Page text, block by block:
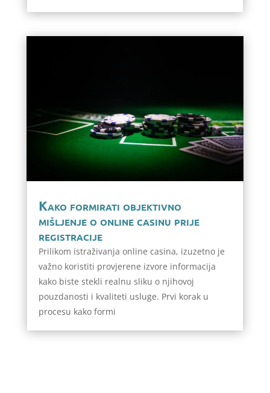
Kako formirati objektivno
mišljenje o online casinu prije
registracije
Prilikom istraživanja online casina, izuzetno je
važno koristiti provjerene izvore informacija
kako biste stekli realnu sliku o njihovoj
pouzdanosti i kvaliteti usluge. Prvi korak u
procesu kako formi